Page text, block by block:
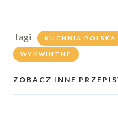
Tagi KUCHNIA POLSKA
WYKWINTNE
ZOBACZ INNE